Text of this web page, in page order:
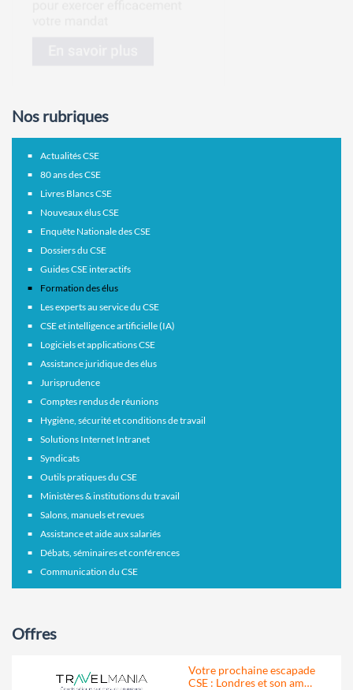
Nos rubriques
Actualités CSE
80 ans des CSE
Livres Blancs CSE
Nouveaux élus CSE
Enquête Nationale des CSE
Dossiers du CSE
Guides CSE interactifs
Formation des élus
Les experts au service du CSE
CSE et intelligence artificielle (IA)
Logiciels et applications CSE
Assistance juridique des élus
Jurisprudence
Comptes rendus de réunions
Hygiène, sécurité et conditions de travail
Solutions Internet Intranet
Syndicats
Outils pratiques du CSE
Ministères & institutions du travail
Salons, manuels et revues
Assistance et aide aux salariés
Débats, séminaires et conférences
Communication du CSE
Offres
Votre prochaine escapade
CSE : Londres et son am…